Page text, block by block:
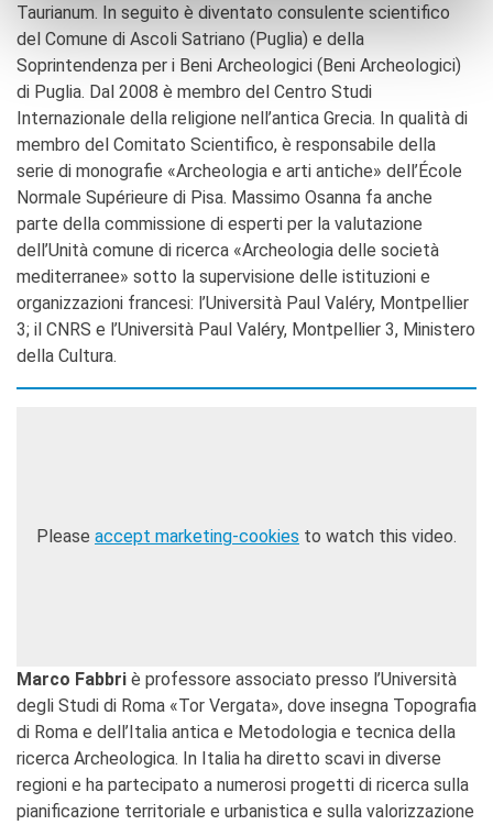
Taurianum. In seguito è diventato consulente scientifico
del Comune di Ascoli Satriano (Puglia) e della
Soprintendenza per i Beni Archeologici (Beni Archeologici)
di Puglia. Dal 2008 è membro del Centro Studi
Internazionale della religione nell’antica Grecia. In qualità di
membro del Comitato Scientifico, è responsabile della
serie di monografie «Archeologia e arti antiche» dell’École
Normale Supérieure di Pisa. Massimo Osanna fa anche
parte della commissione di esperti per la valutazione
dell’Unità comune di ricerca «Archeologia delle società
mediterranee» sotto la supervisione delle istituzioni e
organizzazioni francesi: l’Università Paul Valéry, Montpellier
3; il CNRS e l’Università Paul Valéry, Montpellier 3, Ministero
della Cultura.
Please accept marketing-cookies to watch this video.
Marco Fabbri è professore associato presso l’Università
degli Studi di Roma «Tor Vergata», dove insegna Topografia
di Roma e dell’Italia antica e Metodologia e tecnica della
ricerca Archeologica. In Italia ha diretto scavi in diverse
regioni e ha partecipato a numerosi progetti di ricerca sulla
pianificazione territoriale e urbanistica e sulla valorizzazione